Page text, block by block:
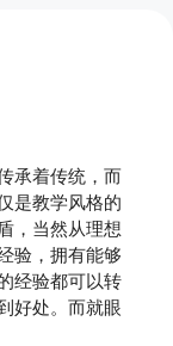
承着传统，而
是教学风格的
，当然从理想
验，拥有能够
经验都可以转
好处。而就眼